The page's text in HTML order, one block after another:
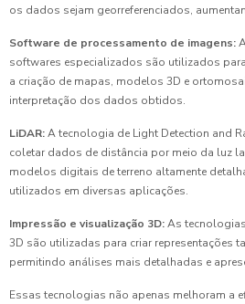
os dados sejam georreferenciados,
Software de processamento de imagens:
softwares especializados são utilizados
a criação de mapas, modelos 3D e
interpretação dos dados obtidos.
LiDAR:A tecnologia de Light Detection and
coletar dados de distância por meio da luz
modelos digitais de terreno altamente
utilizados em diversas aplicações.
Impressão e visualização 3D:As
3D são utilizadas para criar representações
permitindo análises mais detalhadas e
Essas tecnologias não apenas melhoram a